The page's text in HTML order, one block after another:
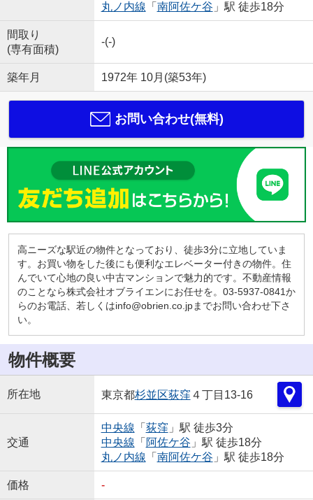
丸ノ内線 「 南阿佐ケ谷 」駅 徒歩18分
間取り
(専有面積)
-(-)
築年月 1972年 10月(築53年)
お問い合わせ(無料)
高ニーズな駅近の物件となっており、徒歩3分に立地していま
す。お買い物をした後にも便利なエレベーター付きの物件。住
んでいて心地の良い中古マンションで魅力的です。不動産情報
のことなら株式会社オブライエンにお任せを。03-5937-0841か
らのお電話、若しくはinfo@obrien.co.jpまでお問い合わせ下さ
い。
物件概要
所在地 東京都杉並区荻窪 ４丁目13-16
交通
中央線 「 荻窪 」駅 徒歩3分
中央線 「 阿佐ケ谷 」駅 徒歩18分
丸ノ内線 「 南阿佐ケ谷 」駅 徒歩18分
価格 -